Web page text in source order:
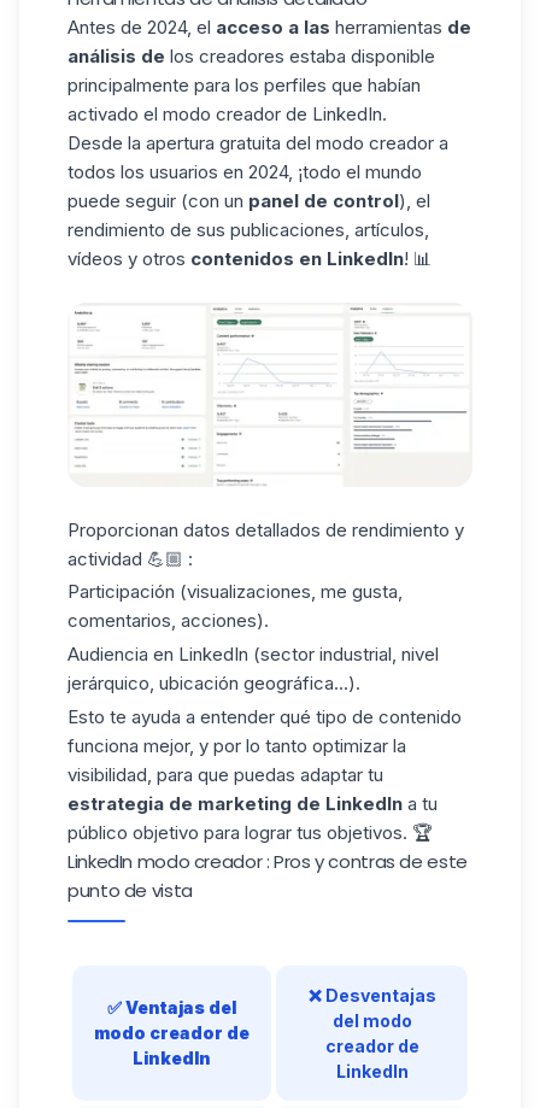
Antes de 2024, el acceso a las herramientas de
análisis de los creadores estaba disponible
principalmente para los perfiles que habían
activado el modo creador de LinkedIn.
Desde la apertura gratuita del modo creador a
todos los usuarios en 2024, ¡todo el mundo
puede seguir (con un panel de control), el
rendimiento de sus publicaciones, artículos,
vídeos y otros contenidos en LinkedIn! 📊
Proporcionan datos detallados de rendimiento y
actividad 💪🏼 :
Participación (visualizaciones, me gusta,
comentarios, acciones).
Audiencia en LinkedIn (sector industrial, nivel
jerárquico, ubicación geográfica...).
Esto te ayuda a entender qué tipo de contenido
funciona mejor, y por lo tanto optimizar la
visibilidad, para que puedas adaptar tu
estrategia de marketing de LinkedIn a tu
público objetivo para lograr tus objetivos. 🏆
LinkedIn modo creador : Pros y contras de este
punto de vista
✅Ventajas del
modo creador de
LinkedIn
❌ Desventajas
del modo
creador de
LinkedIn